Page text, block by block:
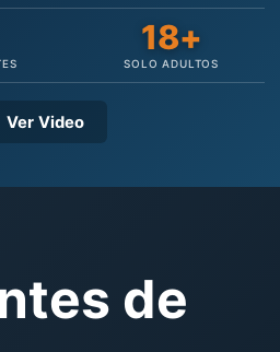
18+
SOLO ADULTOS
Ver Video
de